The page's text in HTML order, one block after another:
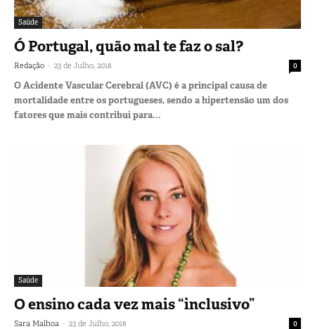
Saúde
Ó Portugal, quão mal te faz o sal?
Redação - 23 de Julho, 2018 0
O Acidente Vascular Cerebral (AVC) é a principal causa de
mortalidade entre os portugueses, sendo a hipertensão um dos
fatores que mais contribui para...
Saúde
O ensino cada vez mais “inclusivo”
Sara Malhoa - 23 de Julho, 2018 0